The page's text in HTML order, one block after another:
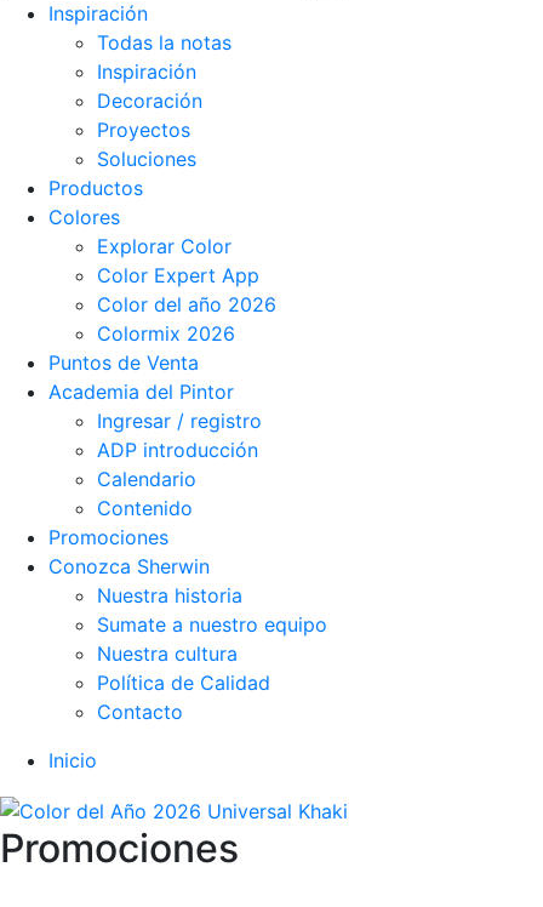
Inspiración
Todas la notas
Inspiración
Decoración
Proyectos
Soluciones
Productos
Colores
Explorar Color
Color Expert App
Color del año 2026
Colormix 2026
Puntos de Venta
Academia del Pintor
Ingresar / registro
ADP introducción
Calendario
Contenido
Promociones
Conozca Sherwin
Nuestra historia
Sumate a nuestro equipo
Nuestra cultura
Política de Calidad
Contacto
Inicio
Promociones